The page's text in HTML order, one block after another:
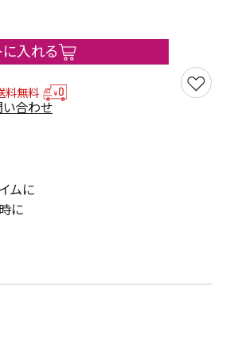
に入れる
料無料
合わせ
ムに
に